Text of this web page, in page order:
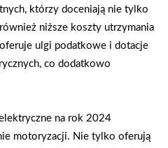
którzy doceniają nie tylko
niższe koszty utrzymania
ulgi podatkowe i dotacje
co dodatkowo
na rok 2024
motoryzacji. Nie tylko oferują